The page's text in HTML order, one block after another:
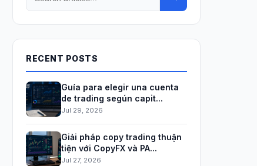
RECENT POSTS
Guía para elegir una cuenta
de trading según capit...
Jul 29, 2026
Giải pháp copy trading thuận
tiện với CopyFX và PA...
Jul 27, 2026